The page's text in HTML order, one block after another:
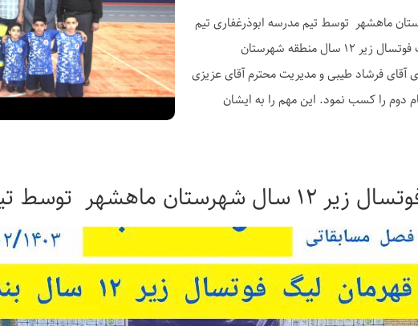
زیر ۱۲ سال شهرستان ماهشهر توسط تیم مدرسه ابوذرغفاری تیم
فوتسال مدرسه ابوذرغفاری در مسابقات فوتسال زیر ۱۲ سال منطقه شهرستان
۱۴۰۳-۱۴۰۲ با مربیگری آقای فرشاد طیبی و مدیریت محترم آقای عزیزی
دوم را کسب نمود. این مهم را به ایشان
توسط تیم مدرسه ابوذرغفاری